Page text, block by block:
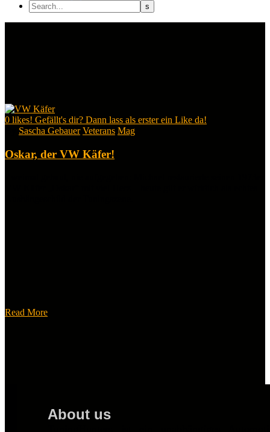
0 likes! Gefällt's dir? Dann lass als erster ein Like da!
Sascha Gebauer Veterans Mag
Oskar, der VW Käfer!
Read More
About us